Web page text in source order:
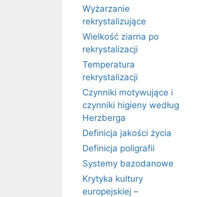
Wyżarzanie
rekrystalizujące
Wielkość ziarna po
rekrystalizacji
Temperatura
rekrystalizacji
Czynniki motywujące i
czynniki higieny według
Herzberga
Definicja jakości życia
Definicja poligrafii
Systemy bazodanowe
Krytyka kultury
europejskiej –